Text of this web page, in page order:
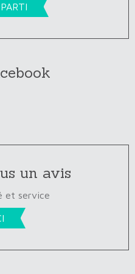
un avis
et service